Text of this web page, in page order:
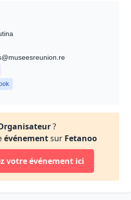
?
événementsur Fetanoo
votre événement ici